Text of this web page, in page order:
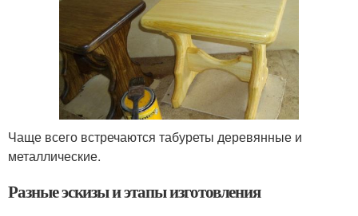
Чаще всего встречаются табуреты деревянные и
металлические.
Разные эскизы и этапы изготовления